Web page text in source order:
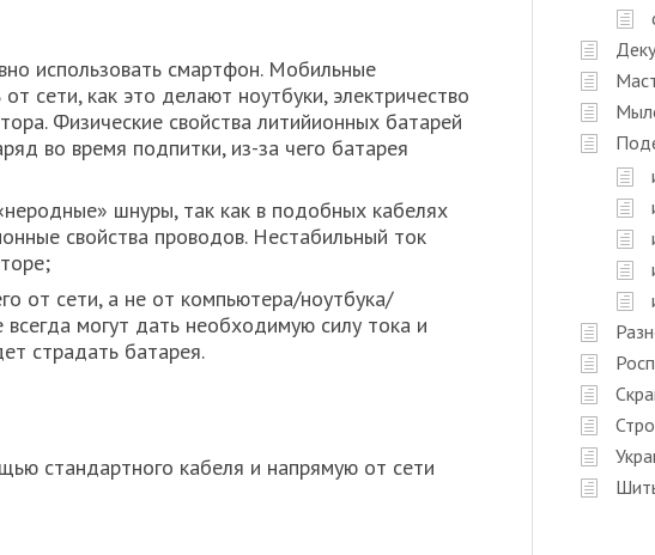
использовать смартфон. Мобильные
сети, как это делают ноутбуки, электричество
Физические свойства литийионных батарей
во время подпитки, из-за чего батарея
шнуры, так как в подобных кабелях
свойства проводов. Нестабильный ток
от сети, а не от компьютера/ноутбука/
всегда могут дать необходимую силу тока и
страдать батарея.
стандартного кабеля и напрямую от сети